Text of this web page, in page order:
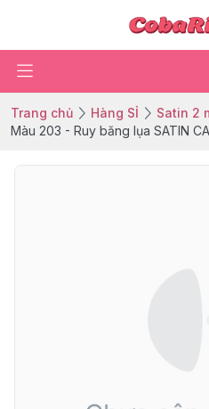
Trang chủ Hàng SỈ
Satin 2
Màu 203 - Ruy băng lụa SATIN